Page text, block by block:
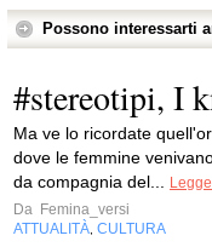
Possono interessarti
#stereotipi, I
Ma ve lo ricordate
dove le femmine
da compagnia del...
Da Femina_versi
ATTUALITÀ CULTURA